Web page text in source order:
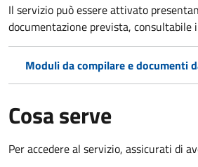
Il servizio può essere attivato
documentazione prevista, consultabile
Moduli da compilare e documenti
Cosa serve
Per accedere al servizio, assicurati di